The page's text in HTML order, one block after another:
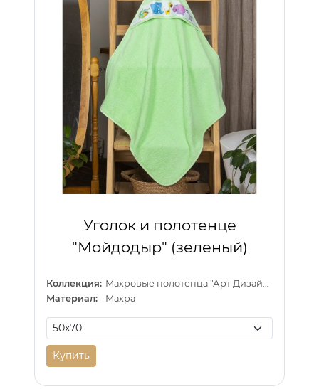
Уголок и полотенце
"Мойдодыр" (зеленый)
Коллекция:
Материал:
Махра
Купить